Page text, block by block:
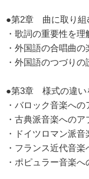
●第2章 曲に取り組
・歌詞の重要性を理
・外国語の合唱曲の
・外国語のつづり
●第3章 様式の違い
・バロック音楽への
・古典派音楽へのア
・ドイツロマン派
・フランス近代音
・ポピュラー音楽